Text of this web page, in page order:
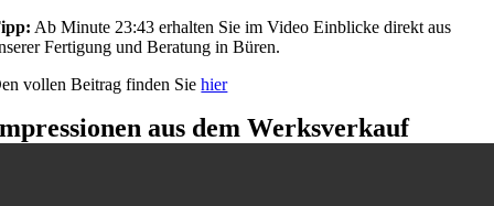
Ab Minute 23:43 erhalten Sie im Video Einblicke direkt aus
Fertigung und Beratung in Büren.
vollen Beitrag finden Siehier
aus demWerksverkauf